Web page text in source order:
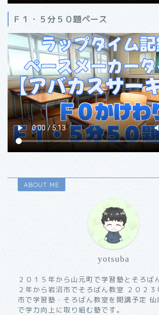
Ｆ１・５分５０題ペース
ABOUT ME
yotsuba
２０１５年から山元町で学習塾とそろば
２年から岩沼市でそろばん教室 ２０２
市で学習塾・そろばん教室を開講予定 仙
で学力向上に取り組む塾です。